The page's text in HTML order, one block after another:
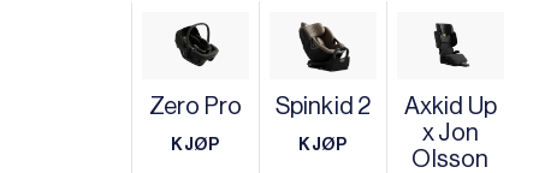
Zero Pro
KJØP
Spinkid 2
KJØP
Axkid Up
x Jon
Olsson